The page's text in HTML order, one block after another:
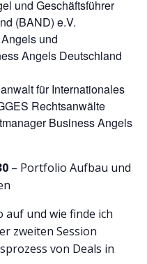
und Geschäftsführer
(BAND) e.V.
und
Angels Deutschland
für Internationales
Rechtsanwälte
Business Angels
– Portfolio Aufbau und
und wie finde ich
zweiten Session
von Deals in